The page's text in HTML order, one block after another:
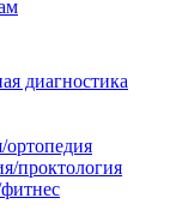
диагностика
ортопедия
проктология